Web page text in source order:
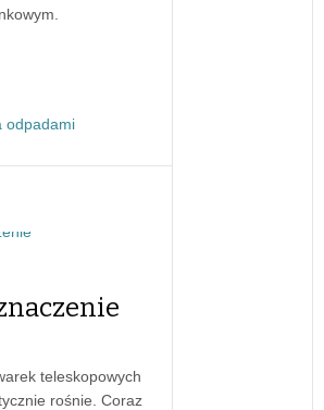
odpadami
teleskopowych
rośnie. Coraz